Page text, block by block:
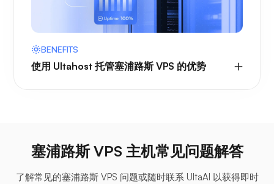
BENEFITS
使用 Ultahost 托管塞浦路斯 VPS 的优势
塞浦路斯 VPS 主机常见问题解答
了解常见的塞浦路斯 VPS 问题或随时联系 UltaAI 以获得即时